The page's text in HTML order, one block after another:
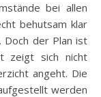
bei allen
behutsam klar
Doch der Plan ist
zeigt sich nicht
angeht. Die
werden